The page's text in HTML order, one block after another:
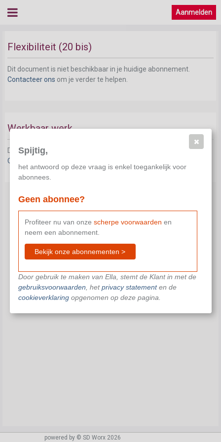
Aanmelden
Flexibiliteit (20 bis)
Dit document is niet beschikbaar in je huidige abonnement.
Contacteer ons om je verder te helpen.
Werkbaar werk
Dit document is niet beschikbaar in je huidige abonnement.
Contacteer ons
powered by © SD Worx 2026
Spijtig,
het antwoord op deze vraag is enkel toegankelijk voor
abonnees.
Geen abonnee?
Profiteer nu van onze scherpe voorwaarden en
neem een abonnement.
Bekijk onze abonnementen >
Door gebruik te maken van Ella, stemt de Klant in met de
gebruiksvoorwaarden , hetprivacy statementen de
cookieverklaringopgenomen op deze pagina.